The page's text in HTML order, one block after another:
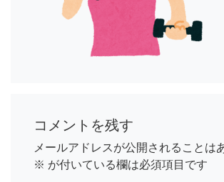
コメントを残す
メールアドレスが公開されることは
※ が付いている欄は必須項目です